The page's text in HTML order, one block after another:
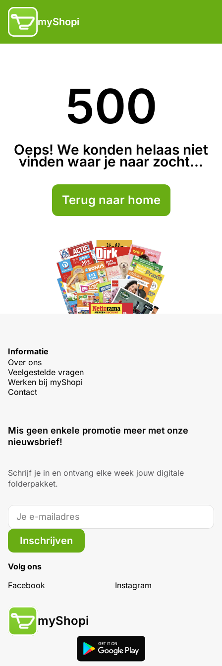
myShopi
500
Oeps! We konden helaas niet
vinden waar je naar zocht...
Terug naar home
Informatie
Over ons
Veelgestelde vragen
Werken bij myShopi
Contact
Mis geen enkele promotie meer met onze
nieuwsbrief!
Schrijf je in en ontvang elke week jouw digitale
folderpakket.
Inschrijven
Volg ons
Facebook
Instagram
myShopi